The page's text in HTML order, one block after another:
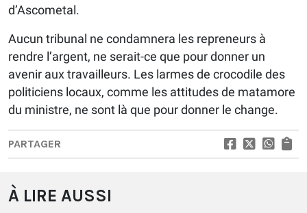
d’Ascometal.
Aucun tribunal ne condamnera les repreneurs à
rendre l’argent, ne serait-ce que pour donner un
avenir aux travailleurs. Les larmes de crocodile des
politiciens locaux, comme les attitudes de matamore
du ministre, ne sont là que pour donner le change.
PARTAGER
À LIRE AUSSI